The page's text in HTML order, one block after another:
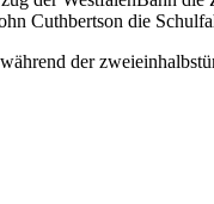
Cuthbertson die
der